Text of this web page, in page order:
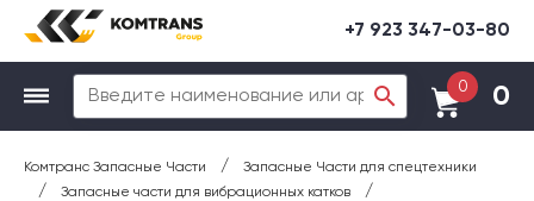
+7 923 347-03-80
0 0
Комтранс Запасные Части / Запасные Части для спецтехники
/ Запасные части для вибрационных катков /